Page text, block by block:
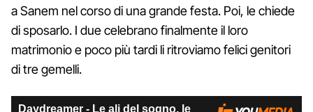
a Sanem nel corso di una grande festa. Poi, le chiede
di sposarlo. I due celebrano finalmente il loro
matrimonio e poco più tardi li ritroviamo felici genitori
di tre gemelli.